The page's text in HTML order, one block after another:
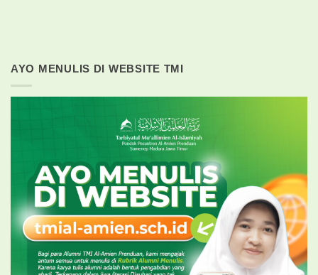
AYO MENULIS DI WEBSITE TMI